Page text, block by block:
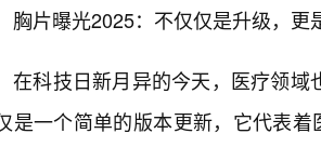
胸片曝光2025：不仅仅是升级，更
在科技日新月异的今天，医疗领域
是一个简单的版本更新，它代表